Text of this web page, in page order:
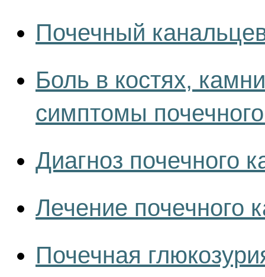
Почечный
Боль в костях,
симптомы
Диагноз почечного
Лечение почечного
Почечная